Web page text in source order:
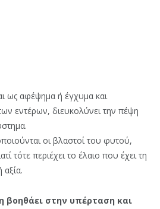
ως αφέψημα ή έγχυμα και
εντέρων, διευκολύνει την πέψη
οι βλαστοί του φυτού,
τότε περιέχει το έλαιο που έχει τη
αξία.
βοηθάει στην υπέρταση και